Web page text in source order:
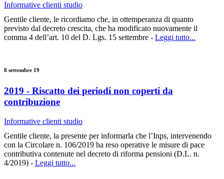
Informative clienti studio
Gentile cliente, le ricordiamo che, in ottemperanza di quanto
previsto dal decreto crescita, che ha modificato nuovamente il
comma 4 dell’art. 10 del D. Lgs. 15 settembre - Leggi tutto...
8 settembre 19
2019 - Riscatto dei periodi non coperti da
contribuzione
Informative clienti studio
Gentile cliente, la presente per informarla che l’Inps, intervenendo
con la Circolare n. 106/2019 ha reso operative le misure di pace
contributiva contenute nel decreto di riforma pensioni (D.L. n.
4/2019) - Leggi tutto...